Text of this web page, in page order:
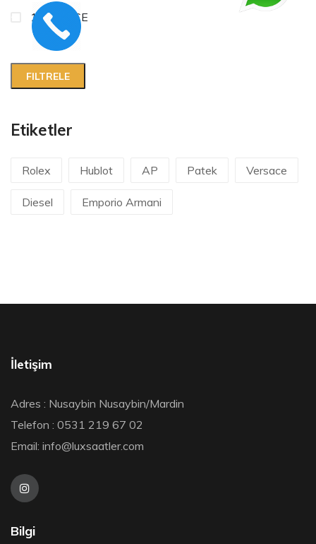
1/1 VRSCE
Etiketler
Rolex Hublot AP Patek Versace
Diesel Emporio Armani
İletişim
Adres : Nusaybin Nusaybin/Mardin
Telefon : 0531 219 67 02
Email: info@luxsaatler.com
Bilgi